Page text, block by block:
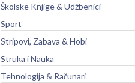
Školske Knjige & Udžbenici
Sport
Stripovi, Zabava & Hobi
Struka i Nauka
Tehnologija & Računari